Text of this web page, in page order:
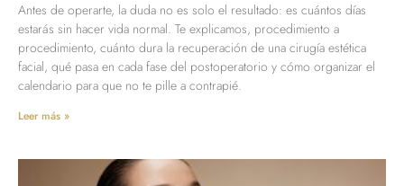
Antes de operarte, la duda no es solo el resultado: es cuántos días
estarás sin hacer vida normal. Te explicamos, procedimiento a
procedimiento, cuánto dura la recuperación de una cirugía estética
facial, qué pasa en cada fase del postoperatorio y cómo organizar el
calendario para que no te pille a contrapié.
Leer más »